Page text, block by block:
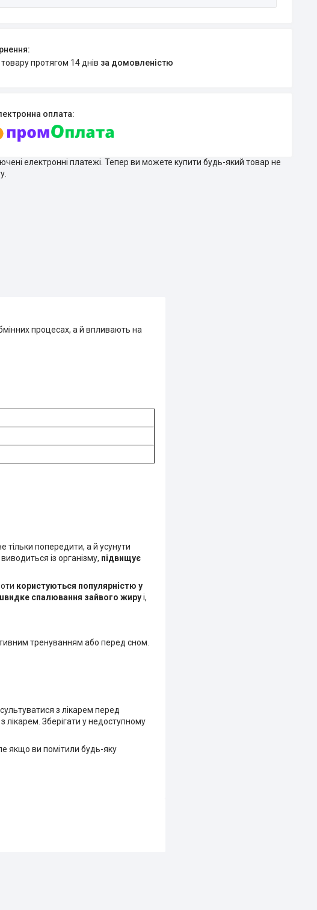
товару протягом 14 днів за домовленістю
електронні платежі. Тепер ви можете купити будь-який товар не
процесах, а й впливають на
попередити, а й усунути
із організму, підвищує
користуються популярністю у
спалювання зайвого жируі,
тренуванням або перед сном.
з лікарем перед
лікарем. Зберігати у недоступному
якщо ви помітили будь-яку